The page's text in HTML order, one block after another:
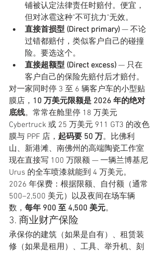
铺被认定法律责任时赔付。便宜，
但对冰雹这种"不可抗力"无效。
直接首损型 (Direct primary) — 不论
过错都赔付，类似客户自己的碰撞
险。要选这个。
直接超额型 (Direct excess) — 只在
客户自己的保险先赔付后才赔付。
对一家同时停 3 至 6 辆客户车的小型贴
膜店， 10 万美元限额是 2026 年的绝对
底线。常常在舱里停 18 万美元
Cybertruck 或 25 万美元 911 GT3 的改色
膜与 PPF 店， 起码要 50 万。比佛利
山、新港滩、南佛州的高端陶瓷工作室
现在直接写 100 万限额 — 一辆兰博基尼
Urus 的全车喷漆就能到 4 万美元。
2026 年保费：根据限额、自付额（通常
500–2,500 美元）以及夜间在场车辆
数， 每年 900 至 4,500 美元。
3. 商业财产保险
承保你的建筑（如果是自有）、租赁装
修（如果是租用）、工具、举升机、刻